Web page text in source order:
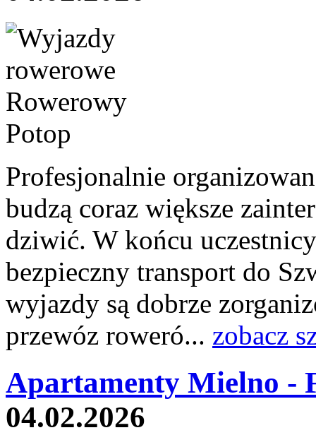
Profesjonalnie
budzą coraz większe
dziwić. W końcu
bezpieczny transport do
wyjazdy są dobrze
przewóz roweró... zobacz
Apartamenty Mielno -
04.02.2026